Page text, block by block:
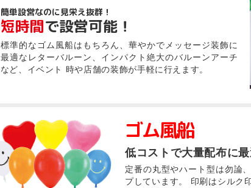
簡単設営なのに見栄え抜群！
短時間で設営可能！
標準的なゴム風船はもちろん、華やかでメッセージ装飾に
最適なレターバルーン、インパクト絶大のバルーンアーチ
など、イベント 時や店舗の装飾が手軽に行えます。
ゴム風船
低コストで大量配布に
定番の丸型やハート型は勿論
プしています。 印刷はシルク